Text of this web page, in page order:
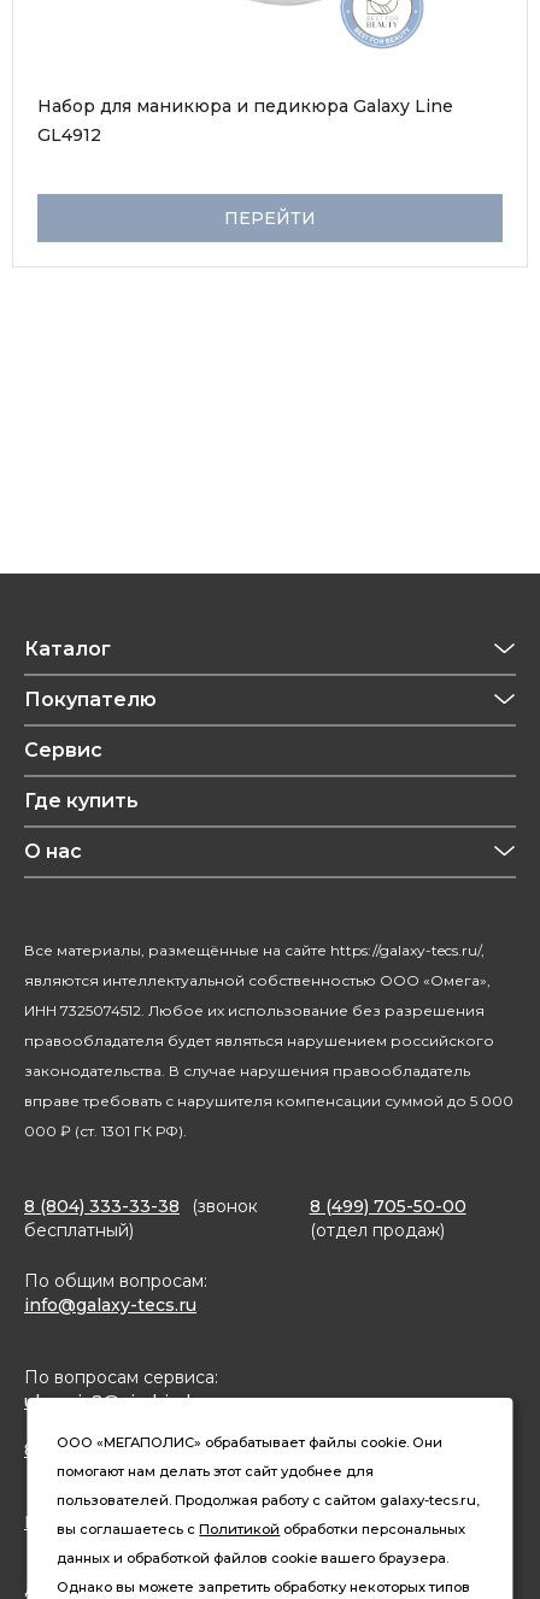
Набор для маникюра и педикюра Galaxy Line
GL4912
ПЕРЕЙТИ
Каталог
Приготовление напитков
Техника для кухни
Уход за волосами
Красота и здоровье
Уход за домом
Посуда
Покупателю
Обзоры
Рецепты
Сервис
Где купить
О нас
Благотворительность
Все материалы, размещённые на сайте https://galaxy-tecs.ru/,
являются интеллектуальной собственностью ООО «Омега»,
ИНН 7325074512. Любое их использование без разрешения
правообладателя будет являться нарушением российского
законодательства. В случае нарушения правообладатель
вправе требовать с нарушителя компенсации суммой до 5 000
000 ₽ (ст. 1301 ГК РФ).
8 (804) 333-33-38
(звонок
бесплатный)
8 (499) 705-50-00
(отдел продаж)
По общим вопросам:
info@galaxy-tecs.ru
По вопросам сервиса:
ulservis2@simbirsk-crown.ru
8(962)633-02-15 (чат в MAX)
Конфиденциальность
Давайте дружить
ООО «МЕГАПОЛИС» обрабатывает файлы cookie. Они
помогают нам делать этот сайт удобнее для
пользователей. Продолжая работу с сайтом galaxy-tecs.ru,
вы соглашаетесь сПолитикой обработки персональных
данных и обработкой файлов cookie вашего браузера.
Однако вы можете запретить обработку некоторых типов